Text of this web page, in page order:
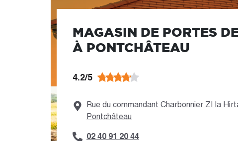
MAGASIN DE PORTES
À PONTCHÂTEAU
4.2/5
Rue du commandant Charbonnier ZI la
Pontchâteau
02 40 91 20 44